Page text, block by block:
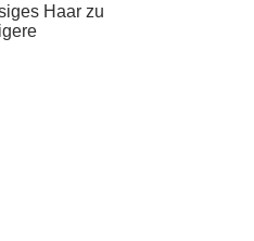
Haar zu